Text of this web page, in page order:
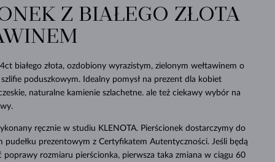
WYJĄTKOWY
SPRAWDŹ
MIŁOŚĆ
SPRAWDŹ
ŻÓŁTE ZŁOTO
RÓŻOWE ZŁOTO
SPRAWDŹ
TANZANITY
TOPAZY
TURMALINY
MOŁDAWITY
BIAŁE ZŁOTO
PIĘKNE
SPRAWDŹ
TURMALINY
MOŁDAWITY
MINERAŁY
WISIORKI Z PERŁAMI
RÓŻOWE ZŁOTO
PROSTOTY
SPRAWDŹ
BRANSOLETKI
SPRAWDŹ
PERŁY
SPRAWDŹ
SZAFIRY
SZMARAGDY
MOŁDAWITY
MINERAŁY
BIAŁE ZŁOTO
BIŻUTERIA
SPRAWDŹ
PIĘKNO
SPRAWDŹ
KOLEKCJE
SPRAWDŹ
Z BIAŁEGO ZŁOTA
białego złota, ozdobiony wyrazistym, zielonym wełtawinem o
poduszkowym. Idealny pomysł na prezent dla kobiet
naturalne kamienie szlachetne. ale też ciekawy wybór na
ręcznie w studiu KLENOTA. Pierścionek dostarczymy do
pudełku prezentowym z Certyfikatem Autentyczności. Jeśli będą
poprawy rozmiaru pierścionka, pierwsza taka zmiana w ciągu 60